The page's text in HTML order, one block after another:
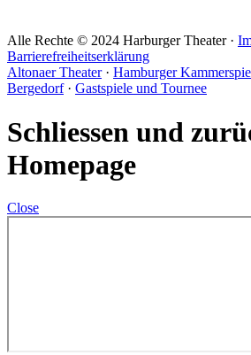
Alle Rechte © 2024 Harburger Theater ·
Barrierefreiheitserklärung
Altonaer Theater· Hamburger
Bergedorf· Gastspiele und Tournee
Schliessen und
Homepage
Close